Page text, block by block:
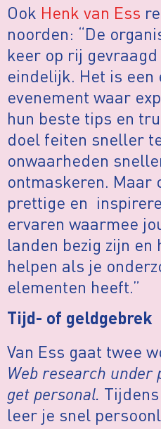
Ook Henk van Ess
noorden: “De
keer op rij
eindelijk. Het is een
evenement waar
hun beste tips en
doel feiten sneller
onwaarheden
ontmaskeren. Maar
prettige en
ervaren waarmee
landen bezig zijn
helpen als je
elementen heeft.”
Tijd- of geldgebrek
Van Ess gaat twee
Web research under
get personal.
leer je snel